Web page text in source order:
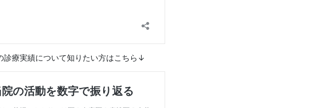
診療実績について知りたい方はこちら↓